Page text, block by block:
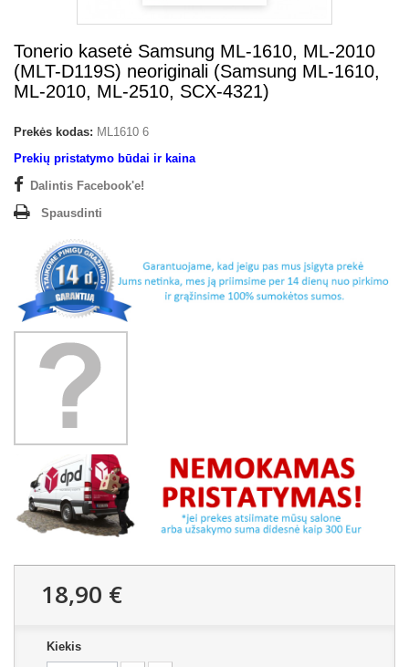
Tonerio kasetė Samsung ML-1610, ML-2010
(MLT-D119S) neoriginali (Samsung ML-1610,
ML-2010, ML-2510, SCX-4321)
Prekės kodas: ML1610 6
Prekių pristatymo būdai ir kaina
Dalintis Facebook'e!
Spausdinti
18,90 €
Kiekis